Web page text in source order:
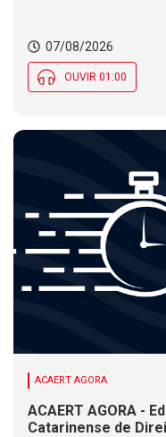
Social nesta sexta (7)
07/08/2026
OUVIR 01:00
ACAERT AGORA
ACAERT AGORA -
Catarinense de